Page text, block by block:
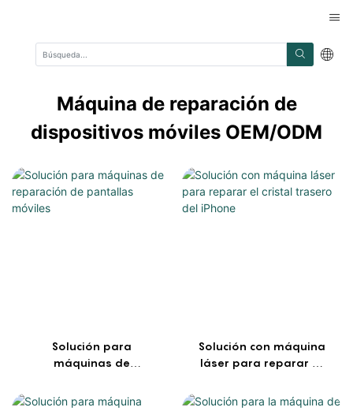
Máquina de reparación de
dispositivos móviles OEM/ODM
Solución para
máquinas de
pantallas móviles
Solución con máquina
láser para reparar el
iPhone